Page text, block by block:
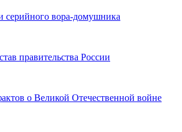
серийного вора-домушника
правительства России
о Великой Отечественной войне